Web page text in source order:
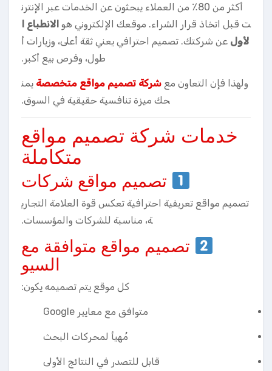
أكثر من 80٪ من العملاء يبحثون عن الخدمات عبر الإنترن
ت قبل اتخاذ قرار الشراء. موقعك الإلكتروني هو الانطباع ا
لأول عن شركتك. تصميم احترافي يعني ثقة أعلى، وزيارات أ
طول، وفرص بيع أكبر.
ولهذا فإن التعاون مع شركة تصميم مواقع متخصصة يمن
حك ميزة تنافسية حقيقية في السوق.
خدمات شركة تصميم مواقع
متكاملة
تصميم مواقع شركات
تصميم مواقع تعريفية احترافية تعكس قوة العلامة التجاري
ة، مناسبة للشركات والمؤسسات.
تصميم مواقع متوافقة مع
السيو
كل موقع يتم تصميمه يكون:
متوافق مع معايير Google
مُهيأ لمحركات البحث
قابل للتصدر في النتائج الأولى